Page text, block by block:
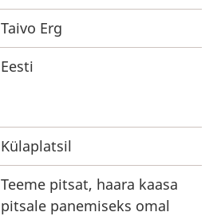
Taivo Erg
Eesti
Külaplatsil
Teeme pitsat, haara kaasa
pitsale panemiseks omal